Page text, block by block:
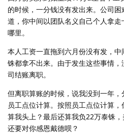
的时候，一分钱没有发出来。公司
道，你中间以团队名义自己个人拿
哪里。
本人工资一直拖到六月份没有发，
铢都拿不出来。由于发生这些事情
司结账离职。
但离职算账的时候，说我没到一年
员工点位计算。按照员工点位计算
算我头上？最后还算我负22万泰铢
还要对你感恩戴德呗？